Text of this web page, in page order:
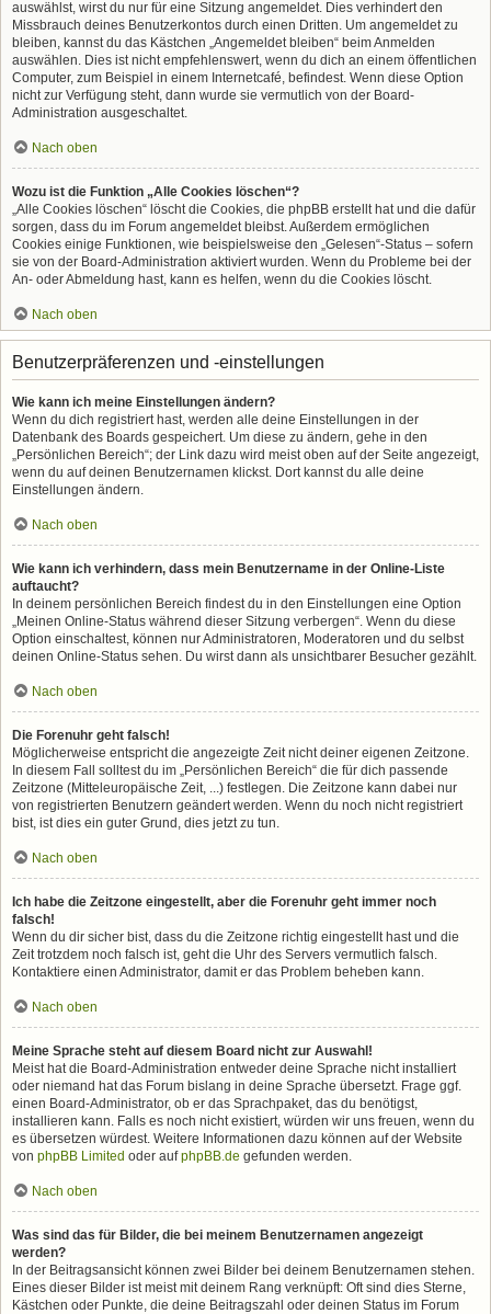
auswählst, wirst du nur für eine Sitzung angemeldet. Dies verhindert den
Missbrauch deines Benutzerkontos durch einen Dritten. Um angemeldet zu
bleiben, kannst du das Kästchen „Angemeldet bleiben“ beim Anmelden
auswählen. Dies ist nicht empfehlenswert, wenn du dich an einem öffentlichen
Computer, zum Beispiel in einem Internetcafé, befindest. Wenn diese Option
nicht zur Verfügung steht, dann wurde sie vermutlich von der Board-
Administration ausgeschaltet.
Nach oben
Wozu ist die Funktion „Alle Cookies löschen“?
„Alle Cookies löschen“ löscht die Cookies, die phpBB erstellt hat und die dafür
sorgen, dass du im Forum angemeldet bleibst. Außerdem ermöglichen
Cookies einige Funktionen, wie beispielsweise den „Gelesen“-Status – sofern
sie von der Board-Administration aktiviert wurden. Wenn du Probleme bei der
An- oder Abmeldung hast, kann es helfen, wenn du die Cookies löscht.
Nach oben
Benutzerpräferenzen und -einstellungen
Wie kann ich meine Einstellungen ändern?
Wenn du dich registriert hast, werden alle deine Einstellungen in der
Datenbank des Boards gespeichert. Um diese zu ändern, gehe in den
„Persönlichen Bereich“; der Link dazu wird meist oben auf der Seite angezeigt,
wenn du auf deinen Benutzernamen klickst. Dort kannst du alle deine
Einstellungen ändern.
Nach oben
Wie kann ich verhindern, dass mein Benutzername in der Online-Liste
auftaucht?
In deinem persönlichen Bereich findest du in den Einstellungen eine Option
„Meinen Online-Status während dieser Sitzung verbergen“. Wenn du diese
Option einschaltest, können nur Administratoren, Moderatoren und du selbst
deinen Online-Status sehen. Du wirst dann als unsichtbarer Besucher gezählt.
Nach oben
Die Forenuhr geht falsch!
Möglicherweise entspricht die angezeigte Zeit nicht deiner eigenen Zeitzone.
In diesem Fall solltest du im „Persönlichen Bereich“ die für dich passende
Zeitzone (Mitteleuropäische Zeit, ...) festlegen. Die Zeitzone kann dabei nur
von registrierten Benutzern geändert werden. Wenn du noch nicht registriert
bist, ist dies ein guter Grund, dies jetzt zu tun.
Nach oben
Ich habe die Zeitzone eingestellt, aber die Forenuhr geht immer noch
falsch!
Wenn du dir sicher bist, dass du die Zeitzone richtig eingestellt hast und die
Zeit trotzdem noch falsch ist, geht die Uhr des Servers vermutlich falsch.
Kontaktiere einen Administrator, damit er das Problem beheben kann.
Nach oben
Meine Sprache steht auf diesem Board nicht zur Auswahl!
Meist hat die Board-Administration entweder deine Sprache nicht installiert
oder niemand hat das Forum bislang in deine Sprache übersetzt. Frage ggf.
einen Board-Administrator, ob er das Sprachpaket, das du benötigst,
installieren kann. Falls es noch nicht existiert, würden wir uns freuen, wenn du
es übersetzen würdest. Weitere Informationen dazu können auf der Website
von phpBB Limited oder aufphpBB.de gefunden werden.
Nach oben
Was sind das für Bilder, die bei meinem Benutzernamen angezeigt
werden?
In der Beitragsansicht können zwei Bilder bei deinem Benutzernamen stehen.
Eines dieser Bilder ist meist mit deinem Rang verknüpft: Oft sind dies Sterne,
Kästchen oder Punkte, die deine Beitragszahl oder deinen Status im Forum